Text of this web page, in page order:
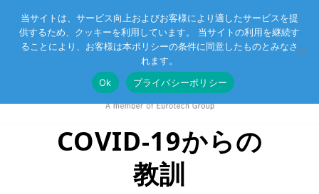
Eurotechグループ お客様サポート お問い合わせ
COVID-19からの
教訓
当サイトは、サービス向上およびお客様により適したサービスを提
供するため、クッキーを利用しています。 当サイトの利用を継続す
ることにより、お客様は本ポリシーの条件に同意したものとみなさ
れます。
Ok
プライバシーポリシー